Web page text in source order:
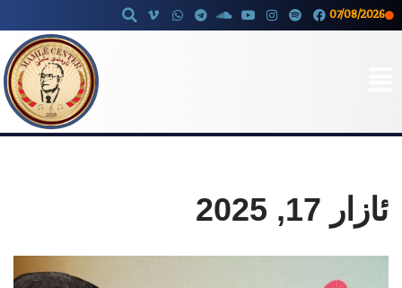
07/08/2026
ئازار 17, 2025